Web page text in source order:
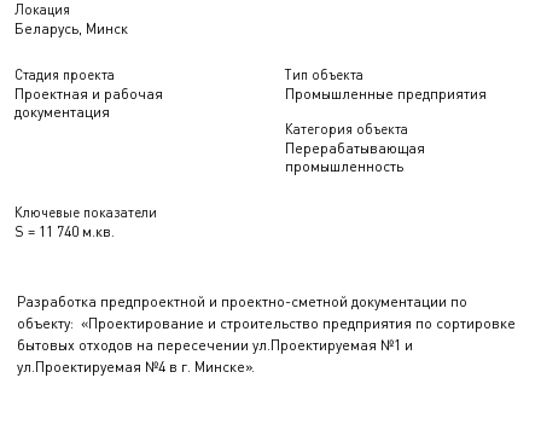
Локация
Беларусь, Минск
Стадия проекта
Проектная и рабочая
документация
Тип объекта
Промышленные предприятия
Категория объекта
Перерабатывающая
промышленность
Ключевые показатели
S = 11 740 м.кв.
Разработка предпроектной и проектно-сметной документации по
объекту: «Проектирование и строительство предприятия по сортировке
бытовых отходов на пересечении ул.Проектируемая №1 и
ул.Проектируемая №4 в г. Минске».